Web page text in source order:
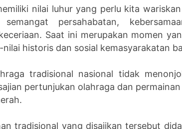
nilai luhur yang perlu kita
persahabatan,
Saat ini merupakan momen
historis dan sosial kemasyarakatan
tradisional nasional tidak
pertunjukan olahraga dan
tradisional yang disajikan tersebut